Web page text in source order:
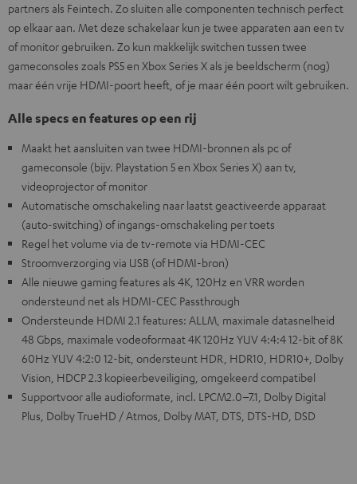
partners als Feintech. Zo sluiten alle componenten technisch perfect
op elkaar aan. Met deze schakelaar kun je twee apparaten aan een tv
of monitor gebruiken. Zo kun makkelijk switchen tussen twee
gameconsoles zoals PS5 en Xbox Series X als je beeldscherm (nog)
maar één vrije HDMI-poort heeft, of je maar één poort wilt gebruiken.
Alle specs en features op een rij
Maakt het aansluiten van twee HDMI-bronnen als pc of
gameconsole (bijv. Playstation 5 en Xbox Series X) aan tv,
videoprojector of monitor
Automatische omschakeling naar laatst geactiveerde apparaat
(auto-switching) of ingangs-omschakeling per toets
Regel het volume via de tv-remote via HDMI-CEC
Stroomverzorging via USB (of HDMI-bron)
Alle nieuwe gaming features als 4K, 120Hz en VRR worden
ondersteund net als HDMI-CEC Passthrough
Ondersteunde HDMI 2.1 features: ALLM, maximale datasnelheid
48 Gbps, maximale vodeoformaat 4K 120Hz YUV 4:4:4 12-bit of 8K
60Hz YUV 4:2:0 12-bit, ondersteunt HDR, HDR10, HDR10+, Dolby
Vision, HDCP 2.3 kopieerbeveiliging, omgekeerd compatibel
Supportvoor alle audioformate, incl. LPCM2.0–7.1, Dolby Digital
Plus, Dolby TrueHD / Atmos, Dolby MAT, DTS, DTS-HD, DSD